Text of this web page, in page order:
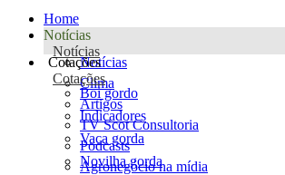
Home
Notícias
Notícias
Notícias
Clima
Artigos
TV Scot Consultoria
Podcasts
Agronegócio na mídia
Cotações
Cotações
Boi gordo
Indicadores
Vaca gorda
Novilha gorda